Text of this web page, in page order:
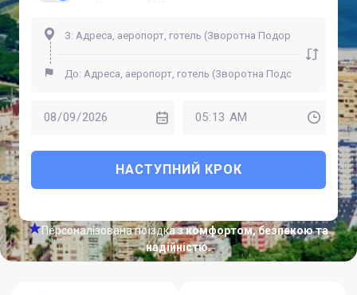
НАСТУПНИЙ КРОК
Персоналізована поїздка зкомфортом, безпекою та
надійністю.